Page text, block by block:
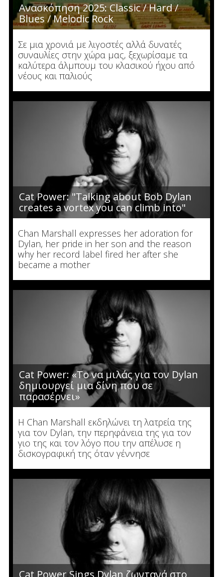
Ανασκόπηση 2025: Classic / Hard /
Blues / Melodic Rock
Σε μια χρονιά με λιγοστές αλλά δυνατές
συναυλίες στην χώρα μας, ξεχωρίσαμε τα
καλύτερα άλμπουμ του κλασικού ήχου από
νέους και παλιούς
Cat Power: "Talking about Bob Dylan
creates a vortex you can climb into"
Chan Marshall expresses her adoration for
Dylan, her pride in her son and the reason
why her record label fired her after she
became a mother
Cat Power: «Το να μιλάς για τον Dylan
δημιουργεί μια δίνη που σε
παρασέρνει»
Η Chan Marshall εκδηλώνει τη λατρεία της
για τον Dylan, την περηφάνεια της για τον
γιο της και τον λόγο που την απέλυσε η
δισκογραφική της όταν γέννησε
Cat Power Sings Dylan ζωντανά στο